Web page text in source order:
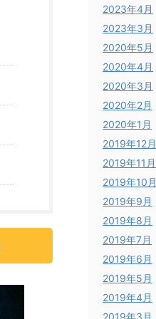
2023年4月
2023年3月
2020年5月
2020年4月
2020年3月
2020年2月
2020年1月
2019年12月
2019年11月
2019年10月
2019年9月
2019年8月
2019年7月
2019年6月
2019年5月
2019年4月
2019年3月